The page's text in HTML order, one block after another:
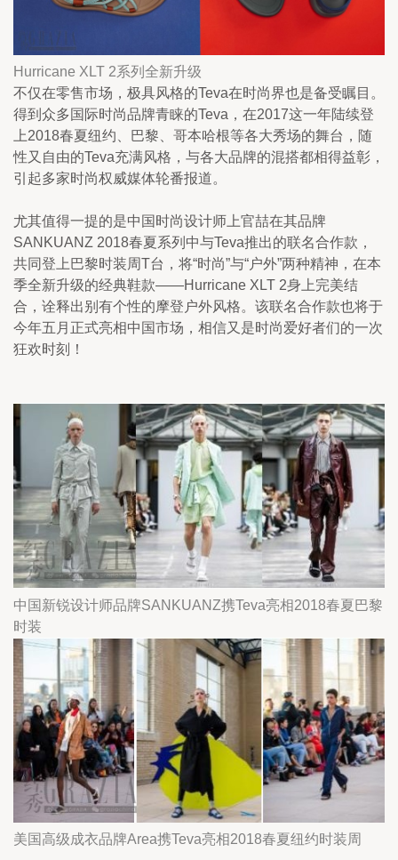
Hurricane XLT 2系列全新升级
不仅在零售市场，极具风格的Teva在时尚界也是备受瞩目。
得到众多国际时尚品牌青睐的Teva，在2017这一年陆续登
上2018春夏纽约、巴黎、哥本哈根等各大秀场的舞台，随
性又自由的Teva充满风格，与各大品牌的混搭都相得益彰，
引起多家时尚权威媒体轮番报道。
尤其值得一提的是中国时尚设计师上官喆在其品牌
SANKUANZ 2018春夏系列中与Teva推出的联名合作款，
共同登上巴黎时装周T台，将“时尚”与“户外”两种精神，在本
季全新升级的经典鞋款——Hurricane XLT 2身上完美结
合，诠释出别有个性的摩登户外风格。该联名合作款也将于
今年五月正式亮相中国市场，相信又是时尚爱好者们的一次
狂欢时刻！
中国新锐设计师品牌SANKUANZ携Teva亮相2018春夏巴黎
时装
美国高级成衣品牌Area携Teva亮相2018春夏纽约时装周